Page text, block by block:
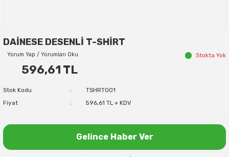
DAİNESE DESENLİ T-SHİRT
Yorum Yap / Yorumları Oku Stokta Yok
596,61 TL
Stok Kodu
TSHRT001
Fiyat
596,61 TL + KDV
Gelince Haber Ver